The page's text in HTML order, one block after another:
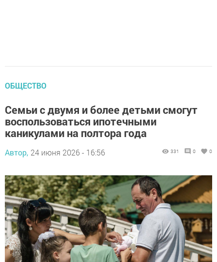
ОБЩЕСТВО
Семьи с двумя и более детьми смогут
воспользоваться ипотечными
каникулами на полтора года
Автор, 24 июня 2026 - 16:56 331 0 0